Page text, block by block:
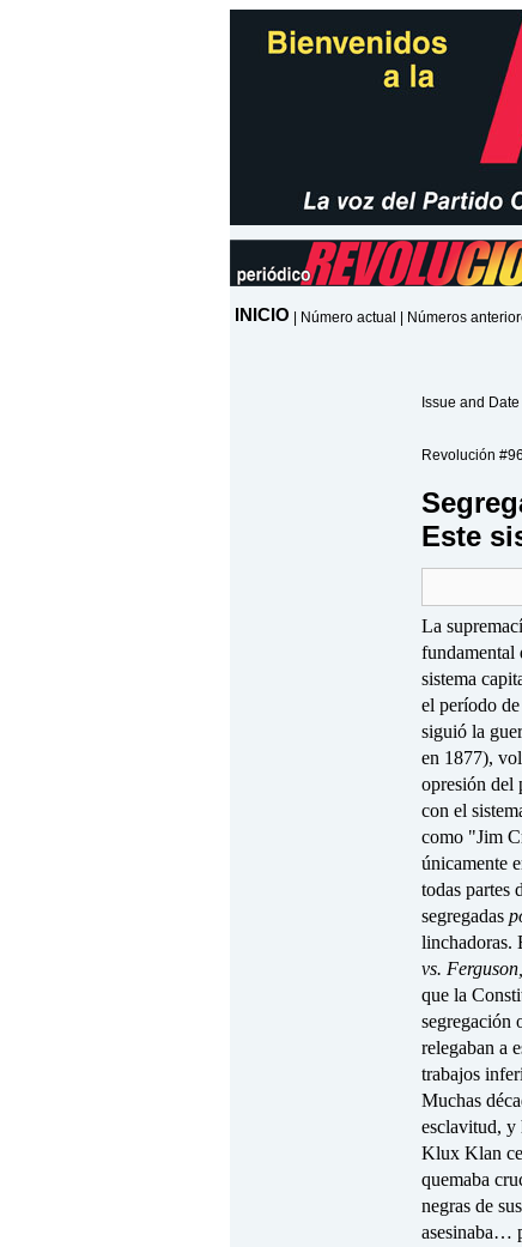
INICIO Número actual Números
Issue and Date
Revolución
Este
La
fundamental
sistema
el período
siguió la
en 1877),
opresión del
con el
como "Jim
únicamente
todas partes
segregadas
linchadoras.
vs. Ferguson,
que la
segregación
relegaban a
trabajos
Muchas
esclavitud, y
Klux Klan
quemaba
negras de
asesinaba…